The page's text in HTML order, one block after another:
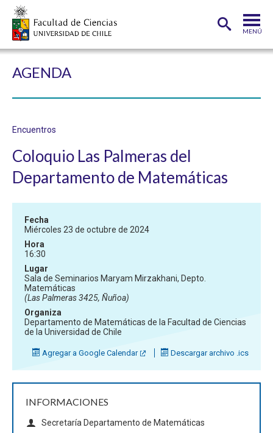
MENÚ
POSTGRADOS
ESTUDIANTES
FUNCIONARIOS
AGENDA
Encuentros
Coloquio Las Palmeras del
Departamento de Matemáticas
INFORMACIONES
Secretaría Departamento de Matemáticas
Fecha
Miércoles 23 de octubre de 2024
Hora
16:30
Lugar
Sala de Seminarios Maryam Mirzakhani, Depto.
Matemáticas
(Las Palmeras 3425, Ñuñoa)
Organiza
Departamento de Matemáticas de la Facultad de Ciencias
de la Universidad de Chile
Agregar a Google Calendar Descargar archivo .ics